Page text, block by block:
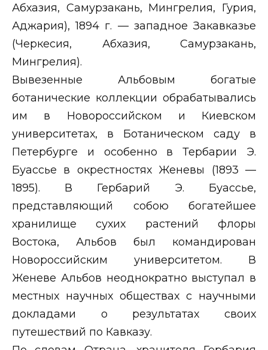
Абхазия, Самурзакань, Мингрелия, Гурия,
Аджария), 1894 г. — западное Закавказье
(Черкесия, Абхазия, Самурзакань,
Мингрелия).
Вывезенные Альбовым богатые
ботанические коллекции обрабатывались
им в Новороссийском и Киевском
университетах, в Ботаническом саду в
Петербурге и особенно в Тербарии Э.
Буассье в окрестностях Женевы (1893 —
1895). В Гербарий Э. Буассье,
представляющий собою богатейшее
хранилище сухих растений флоры
Востока, Альбов был командирован
Новороссийским университетом. В
Женеве Альбов неоднократно выступал в
местных научных обществах с научными
докладами о результатах своих
путешествий по Кавказу.